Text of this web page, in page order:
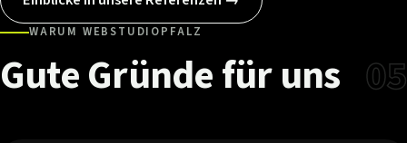
WARUM WEBSTUDIOPFALZ
GuteGründefüruns 05